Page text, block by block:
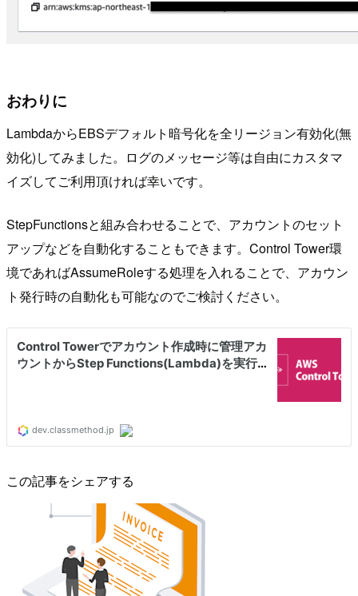
おわりに
LambdaからEBSデフォルト暗号化を全リージョン有効化(無
効化)してみました。ログのメッセージ等は自由にカスタマ
イズしてご利用頂ければ幸いです。
StepFunctionsと組み合わせることで、アカウントのセット
アップなどを自動化することもできます。Control Tower環
境であればAssumeRoleする処理を入れることで、アカウン
ト発行時の自動化も可能なのでご検討ください。
この記事をシェアする